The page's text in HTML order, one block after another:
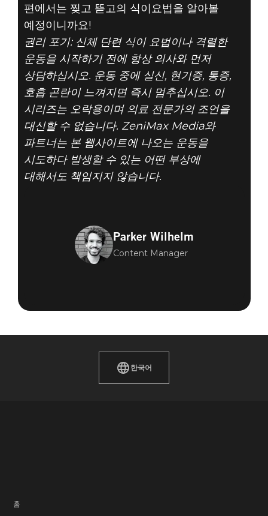
편에서는 찢고 뜯고의 식이요법을 알아볼
예정이니까요!
권리 포기: 신체 단련 식이 요법이나 격렬한
운동을 시작하기 전에 항상 의사와 먼저
상담하십시오. 운동 중에 실신, 현기증, 통증,
호흡 곤란이 느껴지면 즉시 멈추십시오. 이
시리즈는 오락용이며 의료 전문가의 조언을
대신할 수 없습니다. ZeniMax Media와
파트너는 본 웹사이트에 나오는 운동을
시도하다 발생할 수 있는 어떤 부상에
대해서도 책임지지 않습니다.
Parker Wilhelm
Content Manager
한국어
홈